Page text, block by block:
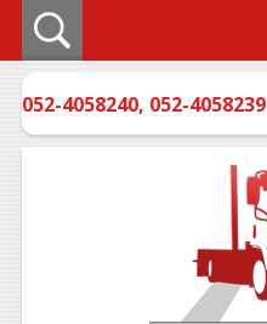
052-4058239
,
052-4058240